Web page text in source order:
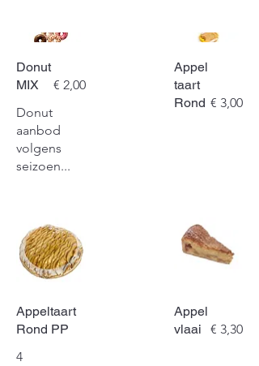
Donut
MIX
Donut
aanbod
volgens
seizoen...
€ 2,00
Appel
taart
Rond € 3,00
Appeltaart
Rond PP
4
Appel
vlaai
€ 3,30